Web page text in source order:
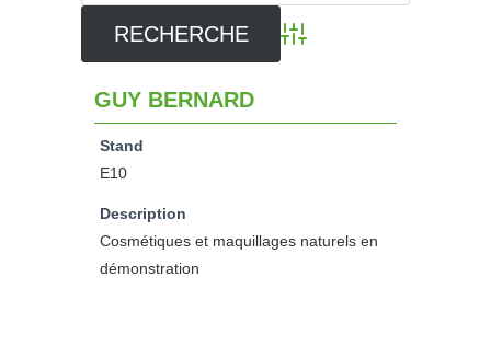
Advanced Search
GUY BERNARD
Stand
E10
Description
Cosmétiques et maquillages naturels en
démonstration